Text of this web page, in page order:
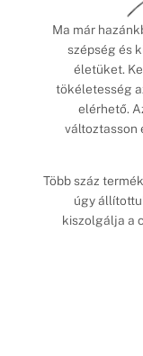
Ma már
szépség és
életüket.
tökéletesség
elérhető.
változtasson
Több száz
úgy
kiszolgálja a